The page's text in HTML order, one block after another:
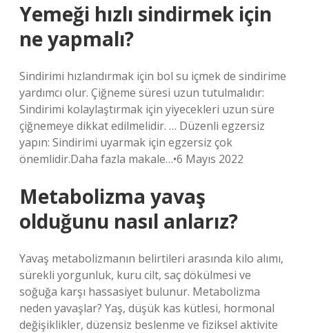
Yemeği hızlı sindirmek için
ne yapmalı?
Sindirimi hızlandırmak için bol su içmek de sindirime
yardımcı olur. Çiğneme süresi uzun tutulmalıdır:
Sindirimi kolaylaştırmak için yiyecekleri uzun süre
çiğnemeye dikkat edilmelidir. … Düzenli egzersiz
yapın: Sindirimi uyarmak için egzersiz çok
önemlidir.Daha fazla makale…•6 Mayıs 2022
Metabolizma yavaş
olduğunu nasıl anlarız?
Yavaş metabolizmanın belirtileri arasında kilo alımı,
sürekli yorgunluk, kuru cilt, saç dökülmesi ve
soğuğa karşı hassasiyet bulunur. Metabolizma
neden yavaşlar? Yaş, düşük kas kütlesi, hormonal
değişiklikler, düzensiz beslenme ve fiziksel aktivite